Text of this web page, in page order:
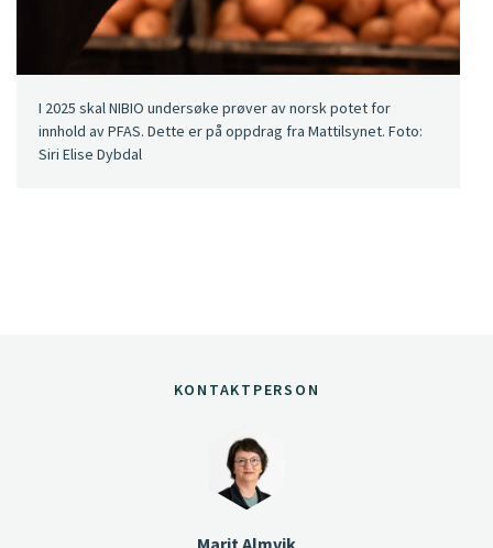
I 2025 skal NIBIO undersøke prøver av norsk potet for
innhold av PFAS. Dette er på oppdrag fra Mattilsynet. Foto:
Siri Elise Dybdal
KONTAKTPERSON